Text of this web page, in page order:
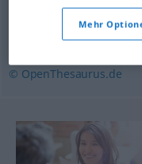
wohlüberlegt
© OpenThesaurus.de
Mehr